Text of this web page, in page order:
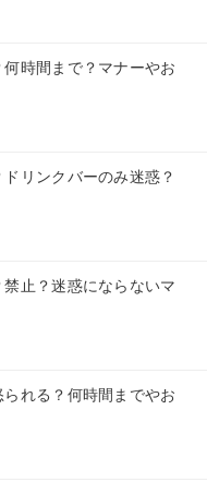
時間まで？マナーやお
リンクバーのみ迷惑？
止？迷惑にならないマ
れる？何時間までやお